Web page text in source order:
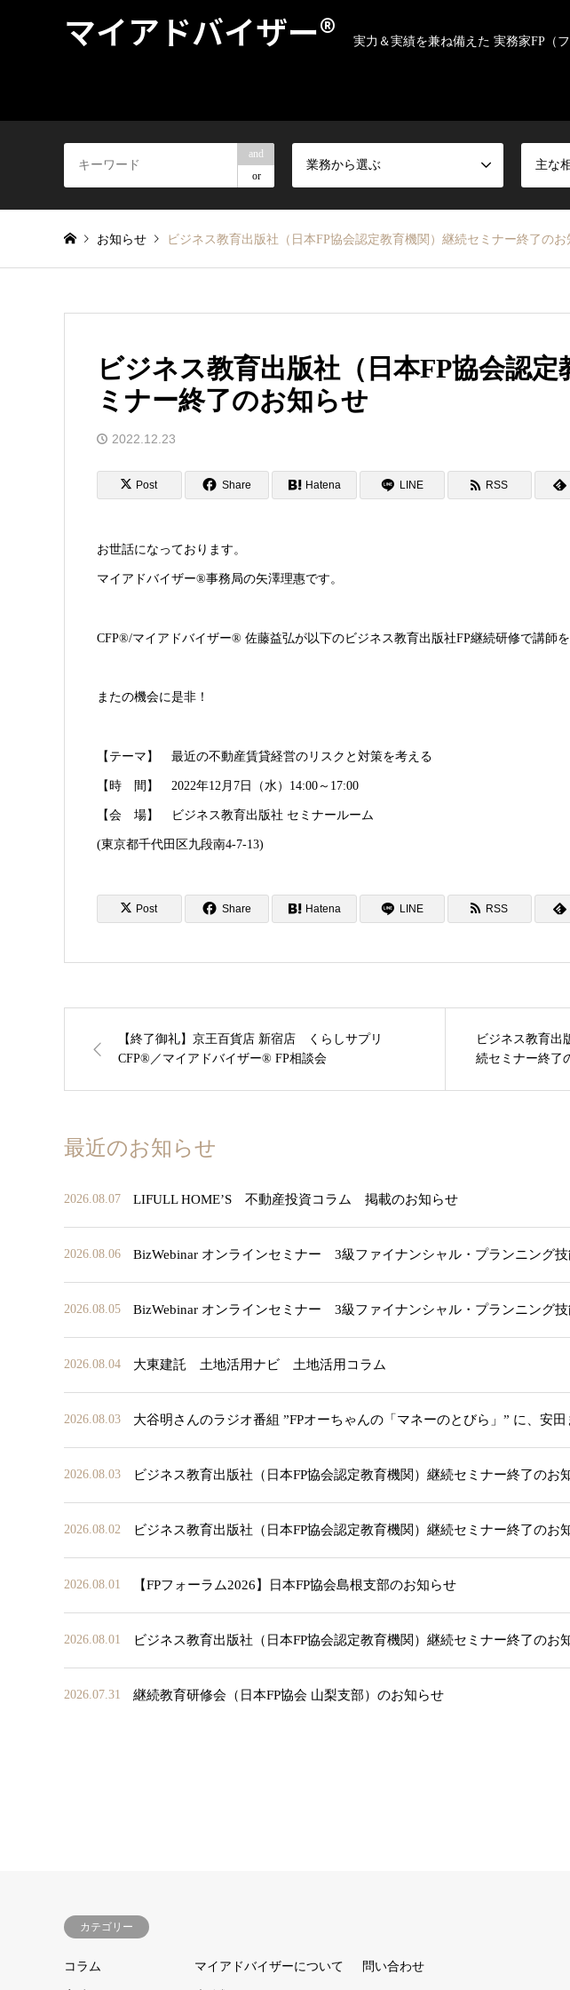
マイアドバイザー® 実力＆実績を兼ね備えた 実務家FP（
and
or
業務から選ぶ 主な
お知らせ ビジネス教育出版社（日本FP協会認定教育機関）継続セミナー終了のお
ビジネス教育出版社（日本FP協会認定
ミナー終了のお知らせ
2022.12.23
Post Share Hatena LINE RSS
お世話になっております。
マイアドバイザー®事務局の矢澤理惠です。
CFP®︎/マイアドバイザー® 佐藤益弘が以下のビジネス教育出版社FP継続研修で講師を
またの機会に是非！
【テーマ】 最近の不動産賃貸経営のリスクと対策を考える
【時 間】 2022年12月7日（水）14:00～17:00
【会 場】 ビジネス教育出版社 セミナールーム
(東京都千代田区九段南4-7-13)
Post Share Hatena LINE RSS
【終了御礼】京王百貨店 新宿店 くらしサプリ
CFP®／マイアドバイザー®︎ FP相談会
ビジネス教育出
続セミナー終了
最近のお知らせ
2026.08.07 LIFULL HOME’S 不動産投資コラム 掲載のお知らせ
2026.08.06 BizWebinar オンラインセミナー 3級ファイナンシャル・プランニング
2026.08.05 BizWebinar オンラインセミナー 3級ファイナンシャル・プランニング
2026.08.04 大東建託 土地活用ナビ 土地活用コラム
2026.08.03 大谷明さんのラジオ番組 ”FPオーちゃんの「マネーのとびら」” に、安
2026.08.03 ビジネス教育出版社（日本FP協会認定教育機関）継続セミナー終了のお
2026.08.02 ビジネス教育出版社（日本FP協会認定教育機関）継続セミナー終了のお
2026.08.01 【FPフォーラム2026】日本FP協会島根支部のお知らせ
2026.08.01 ビジネス教育出版社（日本FP協会認定教育機関）継続セミナー終了のお
2026.07.31 継続教育研修会（日本FP協会 山梨支部）のお知らせ
カテゴリー
コラム マイアドバイザーについて 問い合わせ